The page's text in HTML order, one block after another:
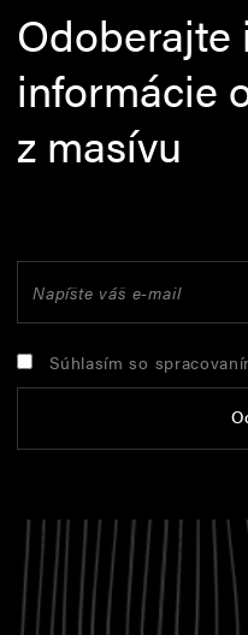
Odoberajte
informácie
z masívu
Súhlasím so